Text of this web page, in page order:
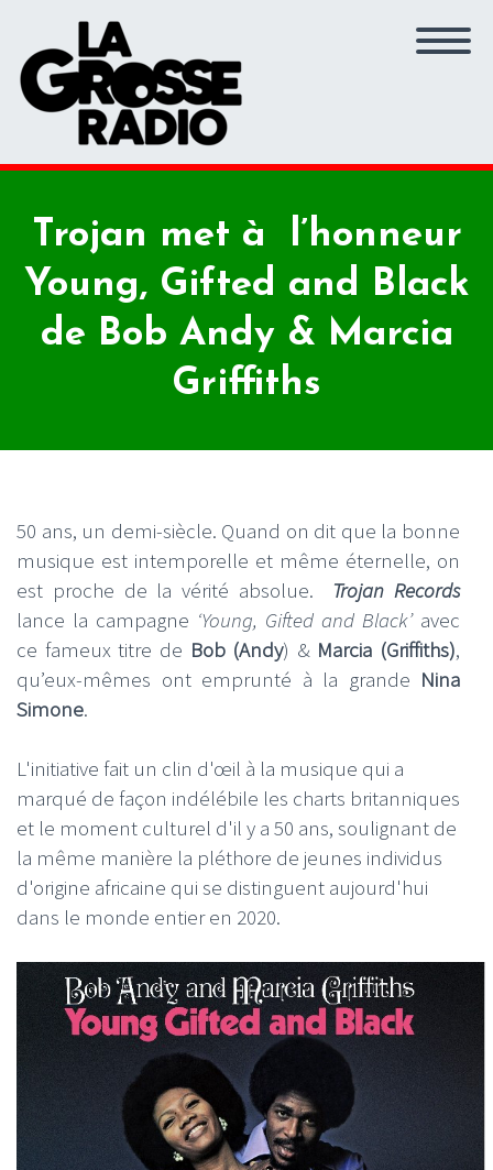
Trojan met à l’honneur
Young, Gifted and Black
de Bob Andy & Marcia
Griffiths
50 ans, un demi-siècle. Quand on dit que la bonne
musique est intemporelle et même éternelle, on
est proche de la vérité absolue. Trojan Records
lance la campagne ‘Young, Gifted and Black’ avec
ce fameux titre de Bob (Andy) & Marcia (Griffiths),
qu’eux-mêmes ont emprunté à la grande Nina
Simone.
L'initiative fait un clin d'œil à la musique qui a
marqué de façon indélébile les charts britanniques
et le moment culturel d'il y a 50 ans, soulignant de
la même manière la pléthore de jeunes individus
d'origine africaine qui se distinguent aujourd'hui
dans le monde entier en 2020.